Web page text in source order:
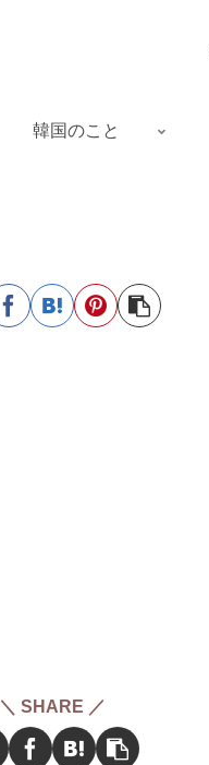
韓国のこと
＼ SHARE ／